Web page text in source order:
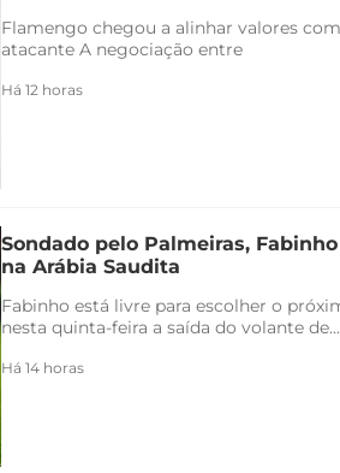
Flamengo chegou a alinhar valores
atacante A negociação entre
Há 12 horas
Sondado pelo Palmeiras,
na Arábia Saudita
Fabinho está livre para escolher o
nesta quinta-feira a saída do volante de...
Há 14 horas